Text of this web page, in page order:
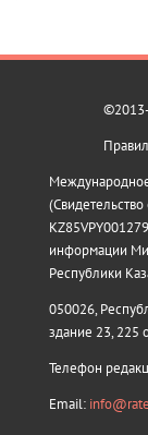
информации
Республики
050026,
здание 23, 225
Телефон
Email: